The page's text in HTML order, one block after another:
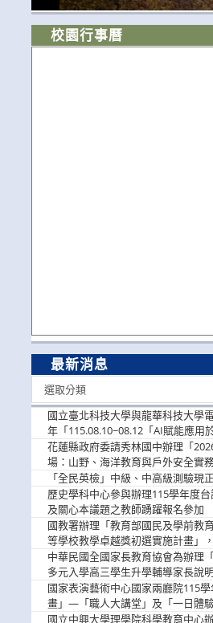
校園行事曆
最新消息
選取分類
國立臺北科技大學與龍華科技大學
年「115.08.10~08.12「AI賦能應用
歡迎學生踴躍報名參加
花蓮縣政府委請秀林國中辦理「
場：山野、海洋教育與戶外安全實
參加
「全民英檢」中級、中高級測驗現
歷史學科中心參與辦理115學年度
及關心本議題之教師踴躍報名參加
國教署辦理「教育部國民及學前教
等學校教學卓越獎初選實施計畫」
中華民國全國家長教育協會為辦理
多元入學高三學生升學輔導家長說明
國家表演藝術中心國家兩廳院115
畫」—「職人大講堂」及「一日體
參與。
國立中興大學理學院科學教育中心